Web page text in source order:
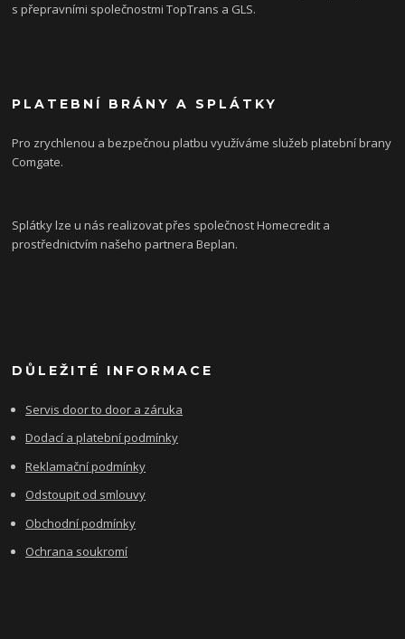
s přepravními společnostmi TopTrans a GLS.
PLATEBNÍ BRÁNY A SPLÁTKY
Pro zrychlenou a bezpečnou platbu využíváme služeb platební brany
Comgate.
Splátky lze u nás realizovat přes společnost Homecredit a
prostřednictvím našeho partnera Beplan.
DŮLEŽITÉ INFORMACE
Servis door to door a záruka
Dodací a platební podmínky
Reklamační podmínky
Odstoupit od smlouvy
Obchodní podmínky
Ochrana soukromí